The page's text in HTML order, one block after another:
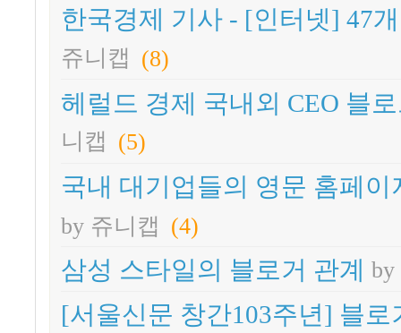
한국경제 기사 - [인터넷] 47
쥬니캡 (8)
헤럴드 경제 국내외 CEO 블
니캡 (5)
국내 대기업들의 영문 홈페
by 쥬니캡 (4)
삼성 스타일의 블로거 관계 by
[서울신문 창간103주년] 블로